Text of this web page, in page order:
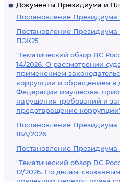
Документы Президиума и
Постановление Президиума
Постановление Президиума
ПЭК25
"Тематический обзор ВС
14/2026. О рассмотрении
применением
коррупции и обращением в
Федерации имущества,
нарушения требований и
предотвращение
Постановление Президиума
18А/2026
Постановление Президиума
"Тематический обзор ВС
12/2026. По делам,